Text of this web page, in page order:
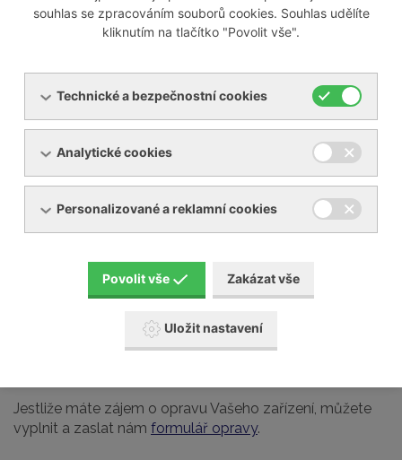
Odborně servisujeme i většinu zařízení jiných výrobců na
trhu, mezi které patří například:
Elmo Rietschle
Nash Elmo
Aerzen
Gardner Denver
Naši servisní technici absolvují pravidelné školení u
výrobců, které na našem území zastupujeme.
Posunujeme tak naši servisní činnost a služby
Jestliže máte zájem o opravu Vašeho zařízení, můžete
vyplnit a zaslat nám formulář opravy.
souhlas se zpracováním souborů cookies. Souhlas udělíte
kliknutím na tlačítko "Povolit vše".
Technické a bezpečnostní cookies
Analytické cookies
Personalizované a reklamní cookies
Povolit vše Zakázat vše
Uložit nastavení